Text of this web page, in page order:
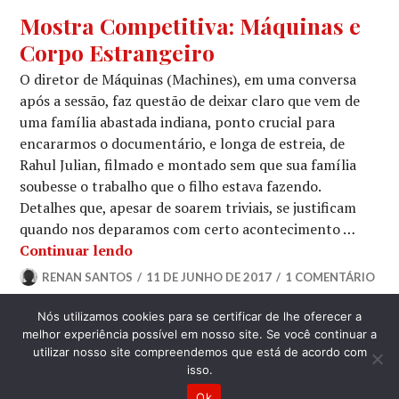
CINEMA ,
CRÍTICA
CINEMATOGRÁFICA,
ESPECIAIS
Mostra Competitiva: Máquinas e
Corpo Estrangeiro
O diretor de Máquinas (Machines), em uma conversa
após a sessão, faz questão de deixar claro que vem de
uma família abastada indiana, ponto crucial para
encararmos o documentário, e longa de estreia, de
Rahul Julian, filmado e montado sem que sua família
soubesse o trabalho que o filho estava fazendo.
Detalhes que, apesar de soarem triviais, se justificam
quando nos deparamos com certo acontecimento …
Continuar lendoMostra Competitiva: Máquinas e
RENAN SANTOS 11 DE JUNHO DE 2017 1 COMENTÁRIO
LATERAL
Nós utilizamos cookies para se certificar de lhe oferecer a
melhor experiência possível em nosso site. Se você continuar a
utilizar nosso site compreendemos que está de acordo com
isso.